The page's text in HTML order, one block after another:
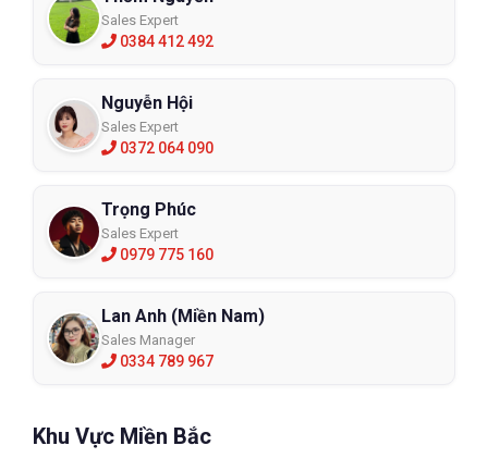
Sales Expert
0384 412 492
Nguyễn Hội
Sales Expert
0372 064 090
Trọng Phúc
Sales Expert
0979 775 160
Lan Anh (Miền Nam)
Sales Manager
0334 789 967
Khu Vực Miền Bắc